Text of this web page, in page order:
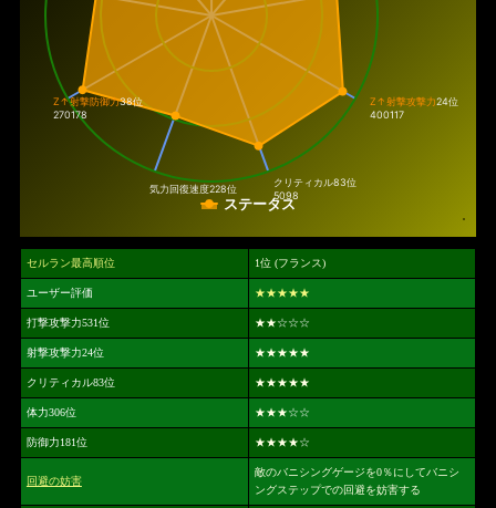
ステータス
Z↑射撃攻撃力24位
400117
クリティカル83位
5098
気力回復速度228位
Z↑射撃防御力38位
270178
セルラン最高順位 1位 (フランス)
ユーザー評価 ★★★★★
打撃攻撃力531位 ★★☆☆☆
射撃攻撃力24位 ★★★★★
クリティカル83位 ★★★★★
体力306位 ★★★☆☆
防御力181位 ★★★★☆
回避の妨害
敵のバニシングゲージを0％にしてバニシ
ングステップでの回避を妨害する